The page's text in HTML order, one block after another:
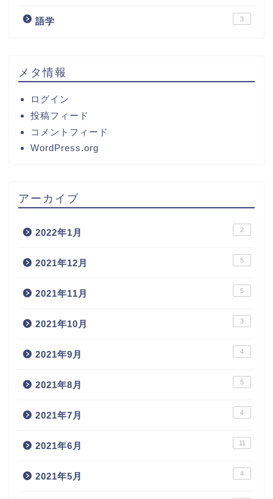
語学 3
メタ情報
ログイン
投稿フィード
コメントフィード
WordPress.org
アーカイブ
2022年1月 2
2021年12月 5
2021年11月 5
2021年10月 3
2021年9月 4
2021年8月 5
2021年7月 4
2021年6月 11
2021年5月 4